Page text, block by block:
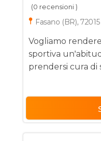
(0 recensioni )
Fasano (BR), 72015
Vogliamo
sportiva
prendersi cura di